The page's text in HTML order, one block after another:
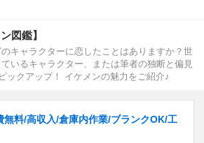
図鑑】
キャラクターに恋したことはありますか？世
いるキャラクター、または筆者の独断と偏見
ックアップ！ イケメンの魅力をご紹介♪
無料/高収入/倉庫内作業/ブランクOK/工